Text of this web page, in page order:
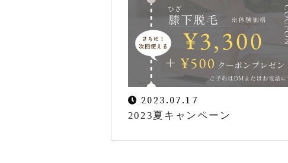
2023.07.17
2023夏キャンペーン